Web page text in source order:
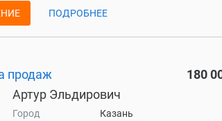
ПОДРОБНЕЕ
продаж 180
Артур Эльдирович
Город
Казань